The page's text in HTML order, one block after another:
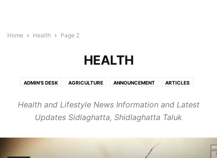
Home Health Page 2
HEALTH
ADMIN'S DESK AGRICULTURE ANNOUNCEMENT ARTICLES
CHINTAMANI COVID-19 CULTURE EDUCATION HEALTH
HOROSCOPE KIDS LIFESTYLE MALLIKARJUNA MONEY
SPORTS
Health and Lifestyle News Information and Latest
Updates Sidlaghatta, Shidlaghatta Taluk